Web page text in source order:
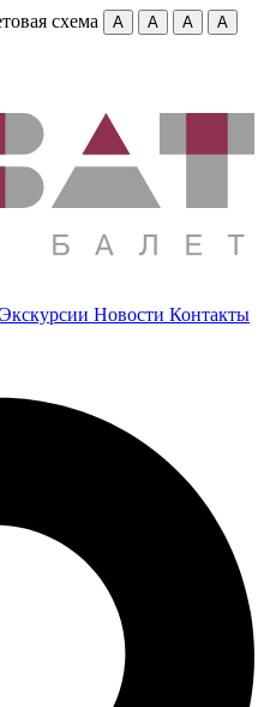
схема A A A
A
Экскурсии Новости Контакты